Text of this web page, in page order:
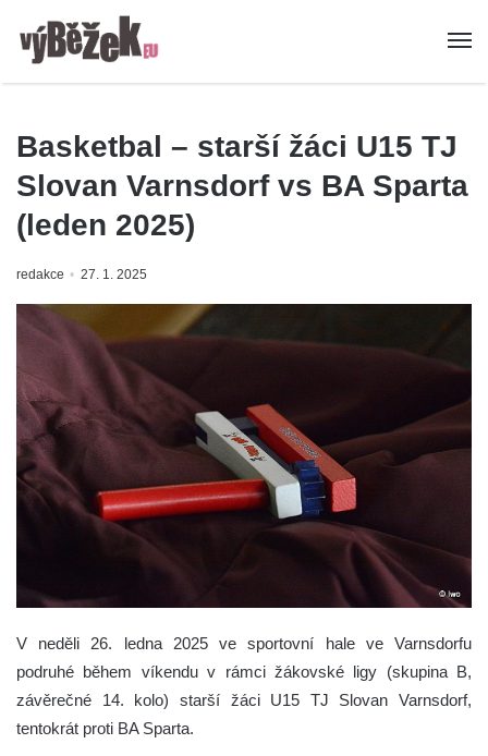
Basketbal – starší žáci U15 TJ
Slovan Varnsdorf vs BA Sparta
(leden 2025)
redakce 27. 1. 2025
V neděli 26. ledna 2025 ve sportovní hale ve Varnsdorfu
podruhé během víkendu v rámci žákovské ligy (skupina B,
závěrečné 14. kolo) starší žáci U15 TJ Slovan Varnsdorf,
tentokrát proti BA Sparta.